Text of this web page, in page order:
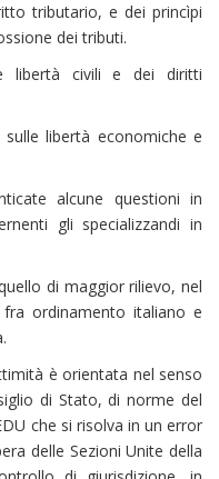
tributario, e dei princìpi
dei tributi.
libertà civili e dei diritti
libertà economiche e
alcune questioni in
gli specializzandi in
di maggior rilievo, nel
ordinamento italiano e
è orientata nel senso
di Stato, di norme del
che si risolva in un error
delle Sezioni Unite della